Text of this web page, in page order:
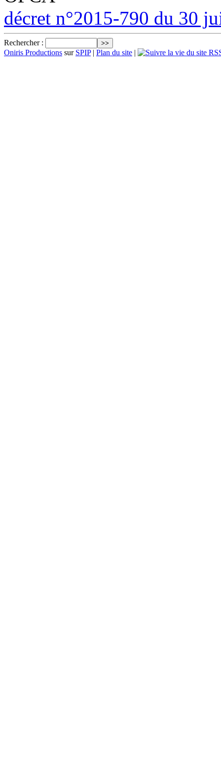
décret n°2015-790 du 30
Rechercher :
Oniris Productions sur SPIP| Plan du site |